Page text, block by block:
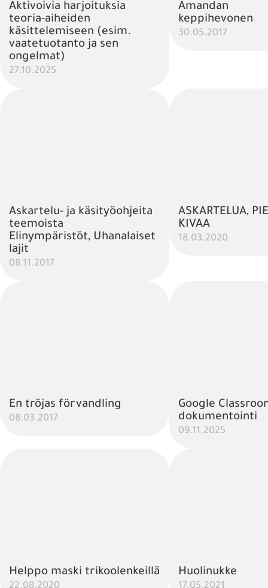
Aktivoivia harjoituksia
teoria-aiheiden
käsittelemiseen (esim.
vaatetuotanto ja sen
ongelmat)
27.10.2025
Amandan
keppihevonen
30.05.2017
Askartelu- ja käsityöohjeita
teemoista
Elinympäristöt, Uhanalaiset
lajit
08.11.2017
ASKARTELUA,
KIVAA
18.03.2020
En tröjas förvandling
08.03.2017
Google
dokumentointi
09.11.2025
Helppo maski trikoolenkeillä Huolinukke